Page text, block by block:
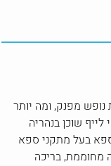
מפנק, ומה יותר
שוכן בנהריה
בעל מתקני ספא
מחוממת, בריכה